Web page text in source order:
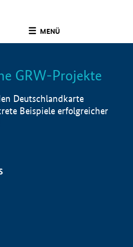
MENÜ
Info
GRW-Projekte
Deutschlandkarte
Beispiele erfolgreicher